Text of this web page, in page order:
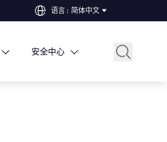
语言 : 简体中文
安全中心